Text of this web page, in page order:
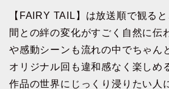
【FAIRY TAIL】は放送順で観る
間との絆の変化がすごく自然に伝
や感動シーンも流れの中でちゃん
オリジナル回も違和感なく楽しめ
作品の世界にじっくり浸りたい人